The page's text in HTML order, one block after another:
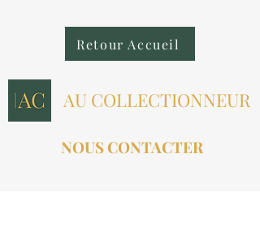
Retour Accueil
AU COLLECTIONNEUR
NOUS CONTACTER